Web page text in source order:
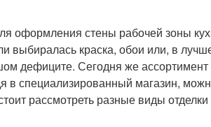
оформления стены рабочей зоны
выбиралась краска, обои или, в
дефиците. Сегодня же
в специализированный магазин,
рассмотреть разные виды отделки